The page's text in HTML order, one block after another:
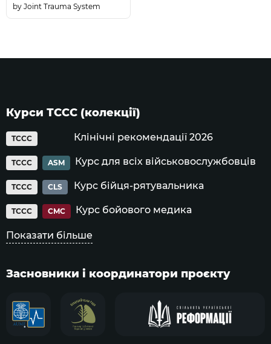
Joint Trauma System
Курси ТССС (колекції)
TCCC Клінічні рекомендації 2026
TCCC ASM Курс для всіх військовослужбовців
TCCC CLS Курс бійця-рятувальника
TCCC CMC Курс бойового медика
Показати більше
Засновники і координатори проєкту